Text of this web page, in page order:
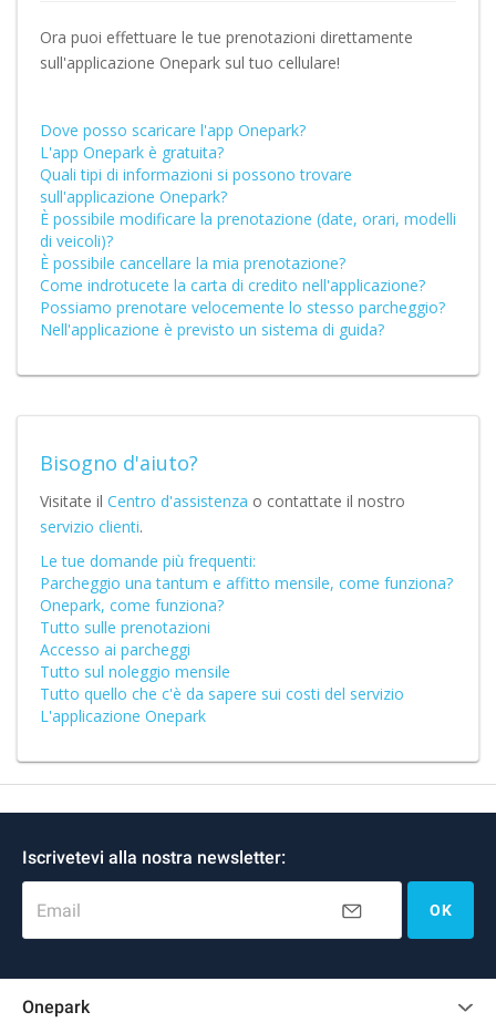
Ora puoi effettuare le tue prenotazioni direttamente
sull'applicazione Onepark sul tuo cellulare!
Dove posso scaricare l'app Onepark?
L'app Onepark è gratuita?
Quali tipi di informazioni si possono trovare
sull'applicazione Onepark?
È possibile modificare la prenotazione (date, orari, modelli
di veicoli)?
È possibile cancellare la mia prenotazione?
Come indrotucete la carta di credito nell'applicazione?
Possiamo prenotare velocemente lo stesso parcheggio?
Nell'applicazione è previsto un sistema di guida?
Bisogno d'aiuto?
Visitate il Centro d'assistenza o contattate il nostro
servizio clienti.
Le tue domande più frequenti:
Parcheggio una tantum e affitto mensile, come funziona?
Onepark, come funziona?
Tutto sulle prenotazioni
Accesso ai parcheggi
Tutto sul noleggio mensile
Tutto quello che c'è da sapere sui costi del servizio
L'applicazione Onepark
Iscrivetevi alla nostra newsletter:
Email OK
Onepark